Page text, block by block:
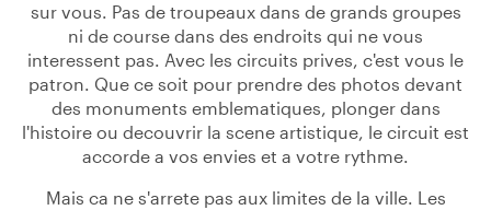
sur vous. Pas de troupeaux dans de grands groupes
ni de course dans des endroits qui ne vous
interessent pas. Avec les circuits prives, c'est vous le
patron. Que ce soit pour prendre des photos devant
des monuments emblematiques, plonger dans
l'histoire ou decouvrir la scene artistique, le circuit est
accorde a vos envies et a votre rythme.
Mais ca ne s'arrete pas aux limites de la ville. Les